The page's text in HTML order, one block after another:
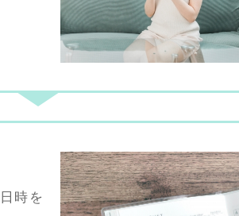
時を